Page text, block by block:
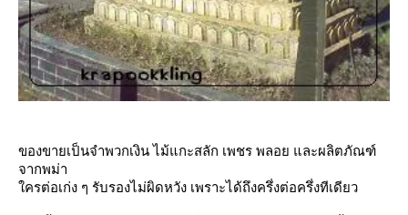
ของขายเป็นจำพวกเงิน ไม้แกะสลัก เพชร พลอย และผลิตภัณฑ์
จากพม่า
ครต่อเก่ง ๆ รับรองไม่ผิดหวัง เพราะได้ถึงครึ่งต่อครึ่งทีเดียว